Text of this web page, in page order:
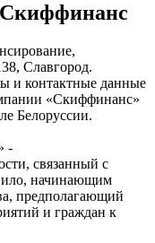
Славгород.
и контактные данные
«Скиффинанс»
Белоруссии.
-
связанный с
начинающим
предполагающий
и граждан к